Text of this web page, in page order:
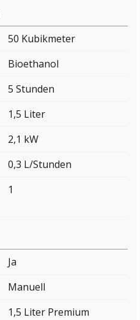
50 Kubikmeter
Bioethanol
5 Stunden
1,5 Liter
2,1 kW
0,3 L/Stunden
1
Ja
Manuell
1,5 Liter Premium